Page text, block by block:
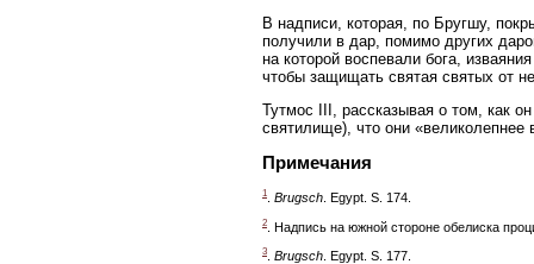
В надписи, которая, по Бругшу,
получили в дар, помимо других
на которой воспевали бога,
чтобы защищать святая святых от
Тутмос III, рассказывая о том, как
святилище), что они «великолепнее
Примечания
1 Brugsch . Egypt. S. 174.
2 . Надпись на южной стороне обелиска
3 Brugsch . Egypt. S. 177.